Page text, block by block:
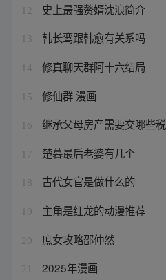
12 史上最强赘婿沈浪简介
13 韩长鸾跟韩愈有关系吗
14 修真聊天群阿十六结局
15 修仙群 漫画
16 继承父母房产需要交哪些税
17 楚暮最后老婆有几个
18 古代女官是做什么的
19 主角是红龙的动漫推荐
20 庶女攻略邵仲然
21 2025年漫画